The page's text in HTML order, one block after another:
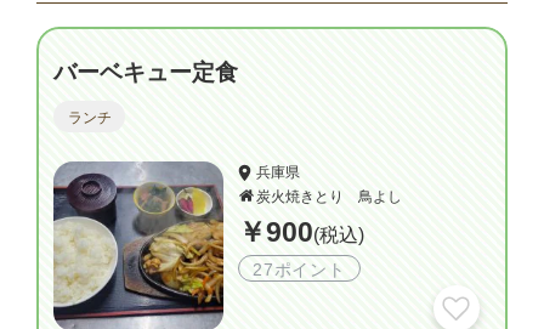
バーベキュー定食
ランチ
兵庫県
炭火焼きとり 鳥よし
￥900(税込)
27ポイント